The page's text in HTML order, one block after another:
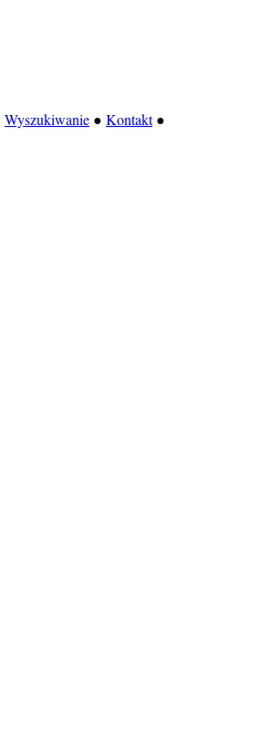
Wyszukiwanie ● Kontakt●